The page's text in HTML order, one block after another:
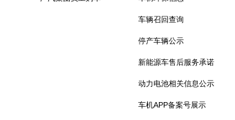
车辆召回查询
停产车辆公示
新能源车售后服务承诺
动力电池相关信息公示
车机APP备案号展示